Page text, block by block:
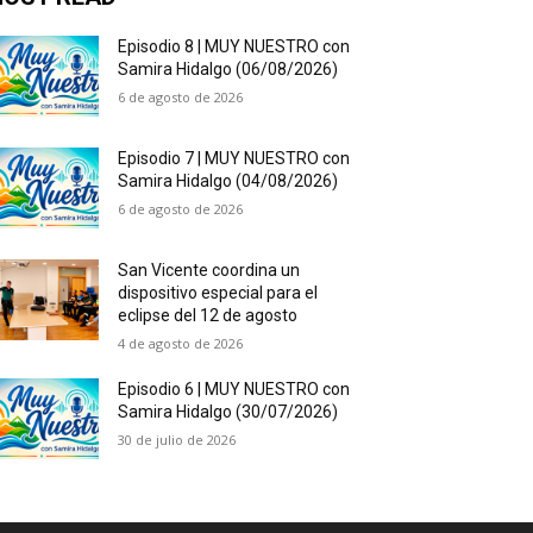
Episodio 8 | MUY NUESTRO con
Samira Hidalgo (06/08/2026)
6 de agosto de 2026
Episodio 7 | MUY NUESTRO con
Samira Hidalgo (04/08/2026)
6 de agosto de 2026
San Vicente coordina un
dispositivo especial para el
eclipse del 12 de agosto
4 de agosto de 2026
Episodio 6 | MUY NUESTRO con
Samira Hidalgo (30/07/2026)
30 de julio de 2026